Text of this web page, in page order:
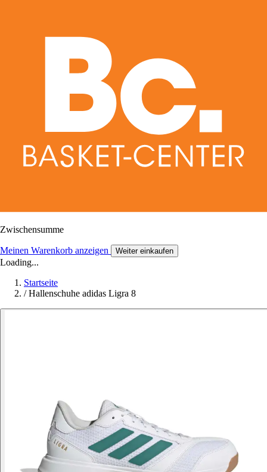
Zwischensumme
Meinen Warenkorb anzeigen Weiter einkaufen
Loading...
Startseite
/ Hallenschuhe adidas Ligra 8